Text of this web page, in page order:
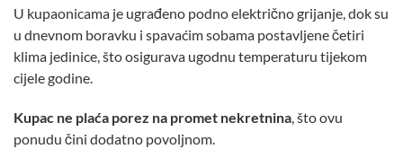
U kupaonicama je ugrađeno podno električno grijanje, dok su
u dnevnom boravku i spavaćim sobama postavljene četiri
klima jedinice, što osigurava ugodnu temperaturu tijekom
cijele godine.
Kupac ne plaća porez na promet nekretnina, što ovu
ponudu čini dodatno povoljnom.